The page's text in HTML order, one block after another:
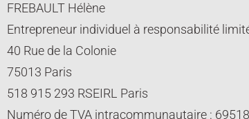
FREBAULT Hélène
Entrepreneur individuel à responsabilité
40 Rue de la Colonie
75013 Paris
518 915 293 RSEIRL Paris
Numéro de TVA intracommunautaire :